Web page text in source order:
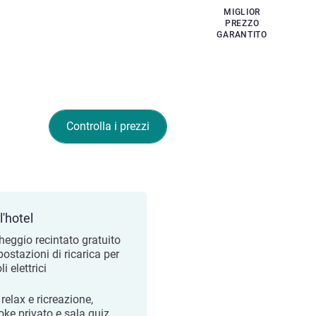
MIGLIOR
PREZZO
GARANTITO
Controlla i prezzi
recintato gratuito
di ricarica per
elettrici
e ricreazione,